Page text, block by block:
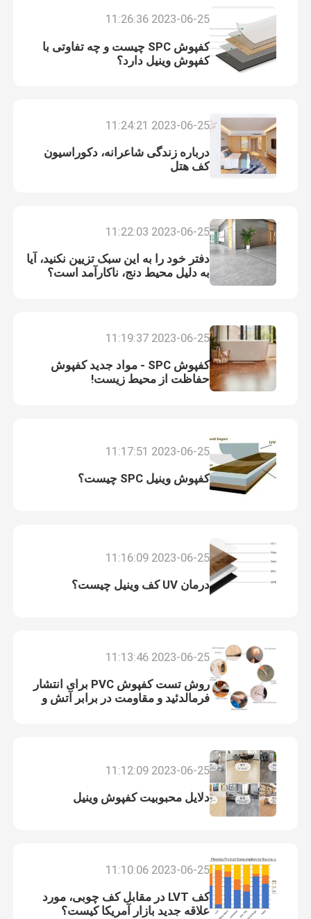
2023-06-25 11:26:36
کفپوش SPC چیست و چه تفاوتی با
کفپوش وینیل دارد؟
2023-06-25 11:24:21
درباره زندگی شاعرانه، دکوراسیون
کف هتل
2023-06-25 11:22:03
دفتر خود را به این سبک تزیین نکنید، آیا
به دلیل محیط دنج، ناکارآمد است؟
2023-06-25 11:19:37
کفپوش SPC - مواد جدید کفپوش
حفاظت از محیط زیست!
2023-06-25 11:17:51
کفپوش وینیل SPC چیست؟
2023-06-25 11:16:09
درمان UV کف وینیل چیست؟
2023-06-25 11:13:46
روش تست کفپوش PVC برای انتشار
فرمالدئید و مقاومت در برابر آتش و
2023-06-25 11:12:09
دلایل محبوبیت کفپوش وینیل
2023-06-25 11:10:06
کف LVT در مقابل کف چوبی، مورد
علاقه جدید بازار آمریکا کیست؟